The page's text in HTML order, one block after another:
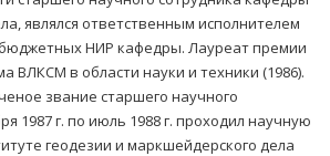
являлся ответственным исполнителем
НИР кафедры. Лауреат премии
ВЛКСМ в области науки и техники (1986).
звание старшего научного
1987 г. по июль 1988 г. проходил научную
геодезии и маркшейдерского дела